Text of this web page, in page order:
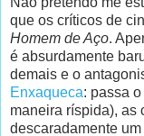
que os críticos de
Homem de Aço.
é absurdamente
demais e o
Enxaqueca: passa
maneira ríspida), as
descaradamente